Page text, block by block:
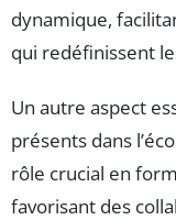
dynamique,
qui redéfinissent
Un autre aspect
présents dans
rôle crucial en
favorisant des